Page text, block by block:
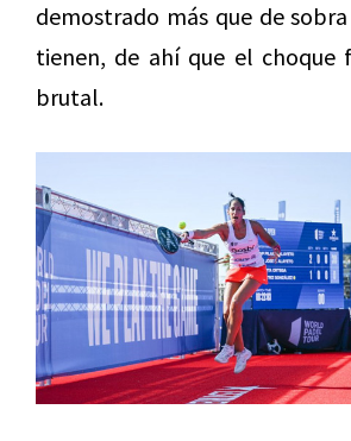
demostrado más que de
tienen, de ahí que el choque
brutal.